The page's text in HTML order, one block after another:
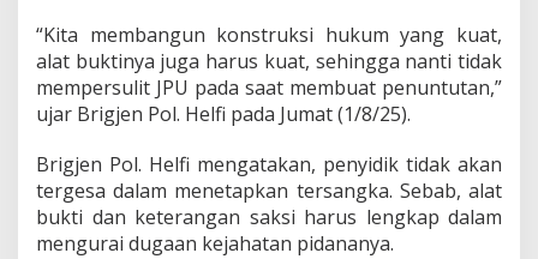
a
n
P
I
M
“Kita membangun konstruksi hukum yang kuat,
alat buktinya juga harus kuat, sehingga nanti tidak
mempersulit JPU pada saat membuat penuntutan,”
ujar Brigjen Pol. Helfi pada Jumat (1/8/25).
Brigjen Pol. Helfi mengatakan, penyidik tidak akan
tergesa dalam menetapkan tersangka. Sebab, alat
bukti dan keterangan saksi harus lengkap dalam
mengurai dugaan kejahatan pidananya.